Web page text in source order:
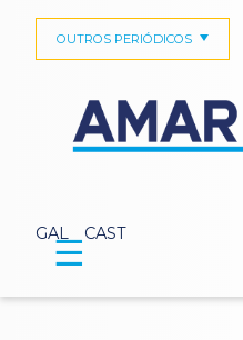
GAL CAST
OUTROS PERIÓDICOS
☰